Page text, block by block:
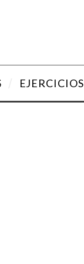
EJERCICIOS